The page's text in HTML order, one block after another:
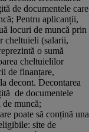
de documentele care
Pentru aplicanții,
locuri de muncă prin
cheltuieli (salarii,
o sumă
cheltuielilor
de finanțare,
decont. Decontarea
de documentele
de muncă;
poate să conțină una
site de